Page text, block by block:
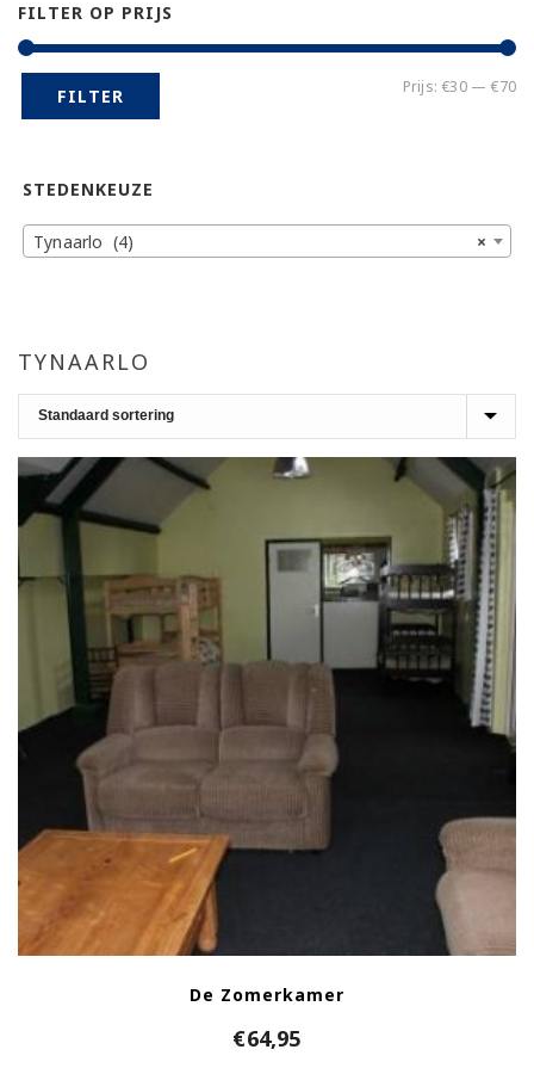
TYNAARLO
De Zomerkamer
€64,95
FILTER OP PRIJS
FILTER Prijs:€30—€70
STEDENKEUZE
×
Tynaarlo (4)